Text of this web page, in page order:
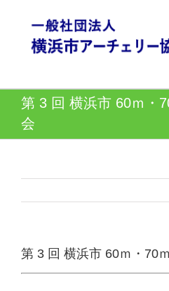
content
第 3 回 横浜市 60ｍ・
会
第 3 回 横浜市 60ｍ・70